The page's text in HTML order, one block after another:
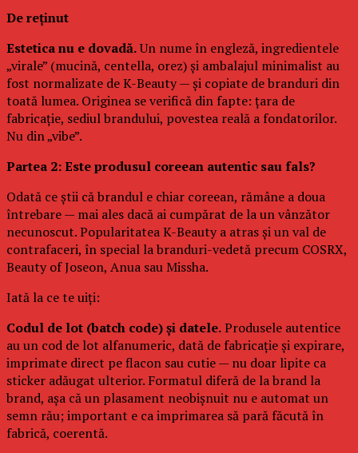
De reținut
Estetica nu e dovadă.Un nume în engleză, ingredientele
„virale” (mucină, centella, orez) și ambalajul minimalist au
fost normalizate de K-Beauty — și copiate de branduri din
toată lumea. Originea se verifică din fapte: țara de
fabricație, sediul brandului, povestea reală a fondatorilor.
Nu din „vibe”.
Partea 2: Este produsul coreean autentic sau fals?
Odată ce știi că brandul e chiar coreean, rămâne a doua
întrebare — mai ales dacă ai cumpărat de la un vânzător
necunoscut. Popularitatea K-Beauty a atras și un val de
contrafaceri, în special la branduri-vedetă precum COSRX,
Beauty of Joseon, Anua sau Missha.
Iată la ce te uiți:
Codul de lot (batch code) și datele.Produsele autentice
au un cod de lot alfanumeric, dată de fabricație și expirare,
imprimate direct pe flacon sau cutie — nu doar lipite ca
sticker adăugat ulterior. Formatul diferă de la brand la
brand, așa că un plasament neobișnuit nu e automat un
semn rău; important e ca imprimarea să pară făcută în
fabrică, coerentă.